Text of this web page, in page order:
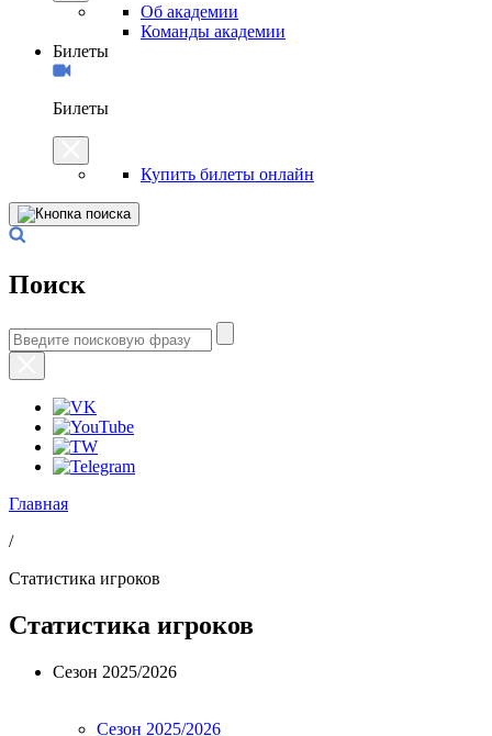
Об академии
Команды академии
Билеты
Билеты
Купить билеты онлайн
Поиск
Главная
/
Статистика игроков
Статистика игроков
Сезон 2025/2026
Сезон 2025/2026